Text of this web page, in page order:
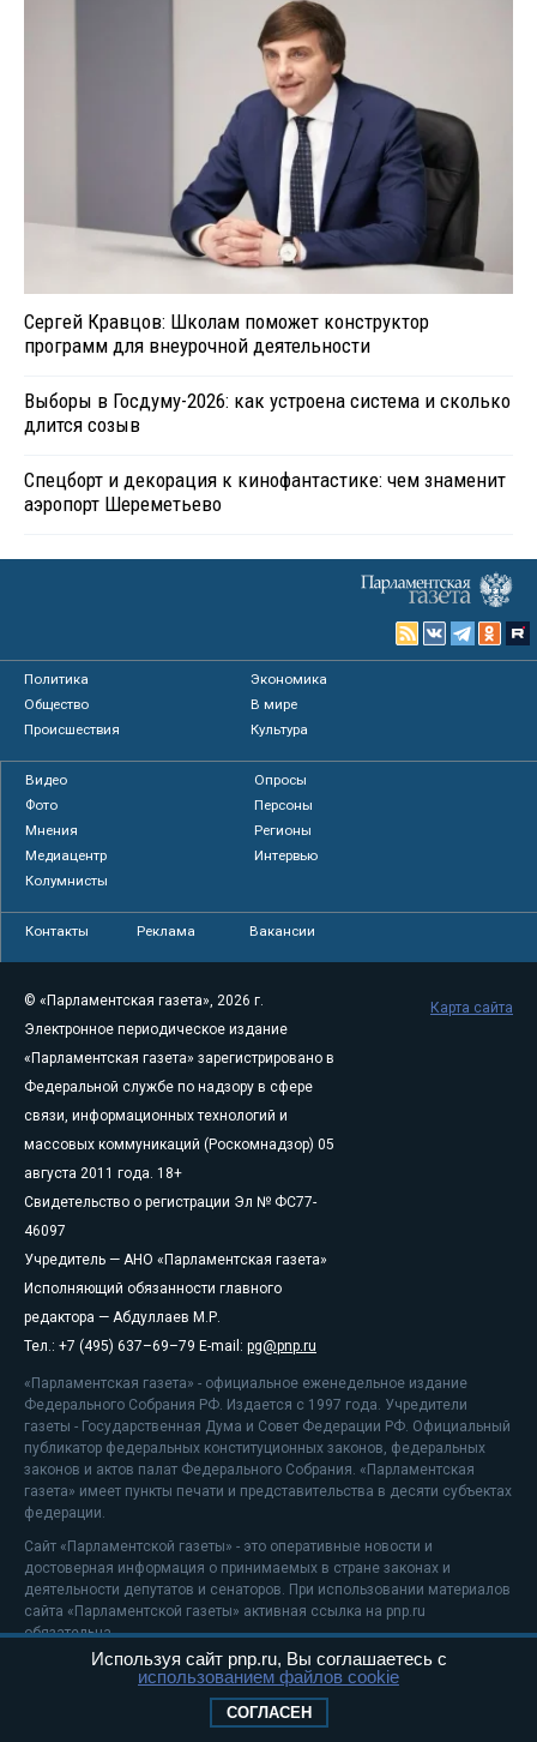
Сергей Кравцов: Школам поможет конструктор
программ для внеурочной деятельности
Выборы в Госдуму-2026: как устроена система и сколько
длится созыв
Спецборт и декорация к кинофантастике: чем знаменит
аэропорт Шереметьево
Политика
Экономика
Общество
В мире
Происшествия
Культура
Видео
Опросы
Фото
Персоны
Мнения
Регионы
Медиацентр
Интервью
Колумнисты
Контакты Реклама Вакансии
© «Парламентская газета», 2026 г.
Электронное периодическое издание
«Парламентская газета» зарегистрировано в
Федеральной службе по надзору в сфере
связи, информационных технологий и
массовых коммуникаций (Роскомнадзор) 05
августа 2011 года. 18+
Свидетельство о регистрации Эл № ФС77-
46097
Учредитель — АНО «Парламентская газета»
Исполняющий обязанности главного
редактора — Абдуллаев М.Р.
Тел.: +7 (495) 637–69–79 E-mail: pg@pnp.ru
«Парламентская газета» - официальное еженедельное издание
Федерального Собрания РФ. Издается с 1997 года. Учредители
газеты - Государственная Дума и Совет Федерации РФ. Официальный
публикатор федеральных конституционных законов, федеральных
законов и актов палат Федерального Собрания. «Парламентская
газета» имеет пункты печати и представительства в десяти субъектах
федерации.
Сайт «Парламентской газеты» - это оперативные новости и
достоверная информация о принимаемых в стране законах и
деятельности депутатов и сенаторов. При использовании материалов
сайта «Парламентской газеты» активная ссылка на pnp.ru
обязательна.
На информационном ресурсе применяютсярекомендательные
Положение о защите персональных данных
Карта сайта
Используя сайт pnp.ru, Вы соглашаетесь с
использованием файлов cookie
СОГЛАСЕН